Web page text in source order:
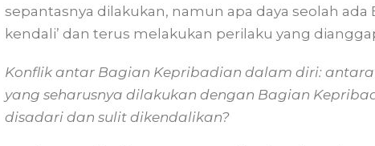
sepantasnya dilakukan, namun apa daya seolah
kendali’ dan terus melakukan perilaku yang
Konflik antar Bagian Kepribadian dalam diri:
yang seharusnya dilakukan dengan Bagian
disadari dan sulit dikendalikan?